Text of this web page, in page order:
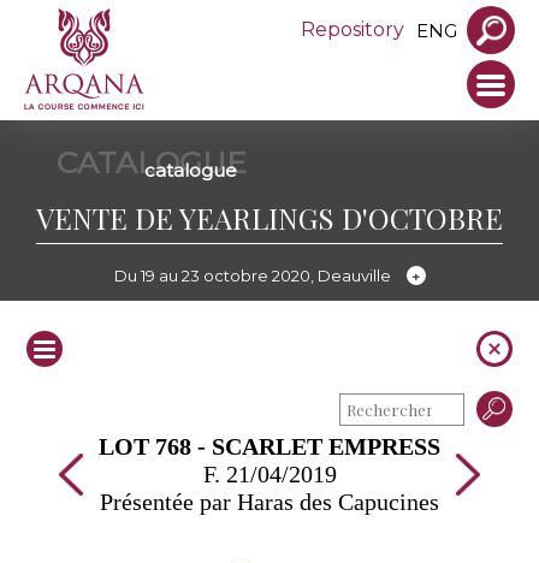
Repository ENG
CATALOGUE
catalogue
VENTE DE YEARLINGS D'OCTOBRE
Du 19 au 23 octobre 2020, Deauville
LOT 768 - SCARLET EMPRESS
F. 21/04/2019
Présentée par Haras des Capucines